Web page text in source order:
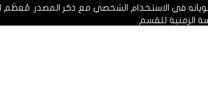
في الاستخدام الشخصي مع ذكر المصدر. مُعظَم
الزمنية للقسم.